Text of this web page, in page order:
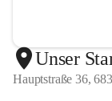
Unser
Hauptstraße 36,